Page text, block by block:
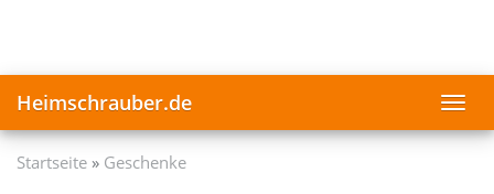
Heimschrauber.de
Startseite Geschenke